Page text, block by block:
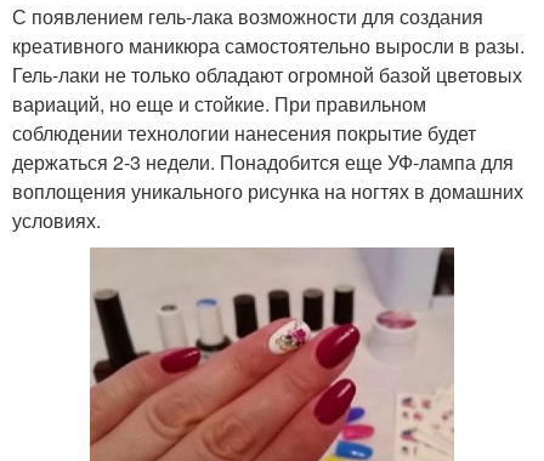
С появлением гель-лака возможности для создания
креативного маникюра самостоятельно выросли в разы.
Гель-лаки не только обладают огромной базой цветовых
вариаций, но еще и стойкие. При правильном
соблюдении технологии нанесения покрытие будет
держаться 2-3 недели. Понадобится еще УФ-лампа для
воплощения уникального рисунка на ногтях в домашних
условиях.